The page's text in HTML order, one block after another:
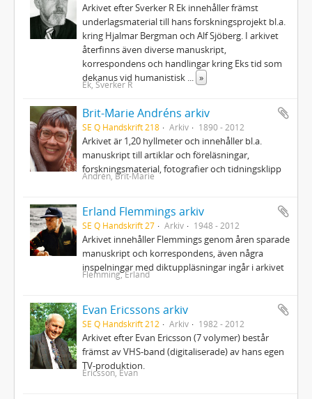
Arkivet efter Sverker R Ek innehåller främst
underlagsmaterial till hans forskningsprojekt bl.a.
kring Hjalmar Bergman och Alf Sjöberg. I arkivet
återfinns även diverse manuskript,
korrespondens och handlingar kring Eks tid som
dekanus vid humanistisk
»
Ek, Sverker R
Brit-Marie Andréns arkiv
SE Q Handskrift 218 Arkiv 1890 - 2012
Arkivet är 1,20 hyllmeter och innehåller bl.a.
manuskript till artiklar och föreläsningar,
forskningsmaterial, fotografier och tidningsklipp
Andrén, Brit-Marie
Erland Flemmings arkiv
SE Q Handskrift 27 Arkiv 1948 - 2012
Arkivet innehåller Flemmings genom åren sparade
manuskript och korrespondens, även några
inspelningar med diktuppläsningar ingår i arkivet
Flemming, Erland
Evan Ericssons arkiv
SE Q Handskrift 212 Arkiv 1982 - 2012
Arkivet efter Evan Ericsson (7 volymer) består
främst av VHS-band (digitaliserade) av hans egen
TV-produktion.
Ericsson, Evan